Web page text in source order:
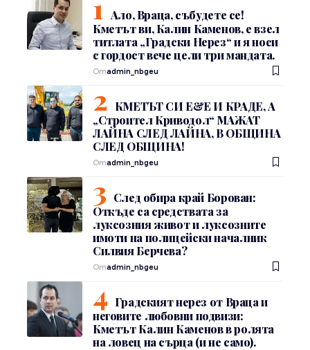
Ало, Враца, събудете се!
Кметът ви, Калин Каменов, е взел
титлата „Градски Нерез“ и я носи
с гордост вече цели три мандата.
Отadmin_nbgeu
КМЕТЪТ СИ Е&Е И КРАДЕ, А
„Строител Криводол“ МАЖАТ
ЛАЙНА СЛЕД ЛАЙНА, В ОБЩИНА
СЛЕД ОБЩИНА!
Отadmin_nbgeu
След обира край Борован:
Откъде са средствата за
луксозния живот и луксозните
имоти на полицейски началник
Силвия Берчева?
Отadmin_nbgeu
Градският нерез от Враца и
неговите любовни подвизи:
Кметът Калин Каменов в ролята
на ловец на сърца (и не само).